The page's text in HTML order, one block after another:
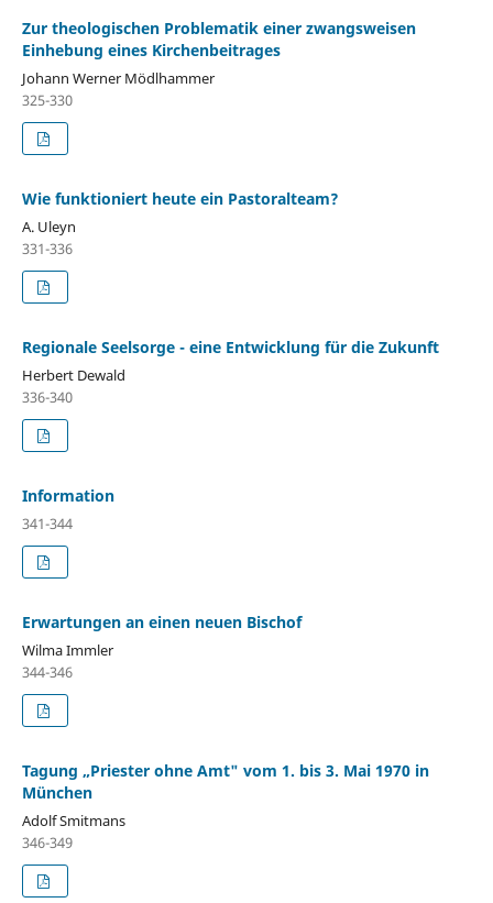
Zur theologischen Problematik einer zwangsweisen
Einhebung eines Kirchenbeitrages
Johann Werner Mödlhammer
325-330
Wie funktioniert heute ein Pastoralteam?
A. Uleyn
331-336
Regionale Seelsorge - eine Entwicklung für die Zukunft
Herbert Dewald
336-340
Information
341-344
Erwartungen an einen neuen Bischof
Wilma Immler
344-346
Tagung „Priester ohne Amt" vom 1. bis 3. Mai 1970 in
München
Adolf Smitmans
346-349